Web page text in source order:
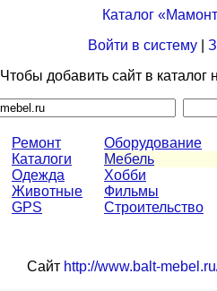
Каталог
Войти в систему|
Чтобы добавить сайт в каталог
Ремонт
Каталоги
Одежда
Животные
GPS
Оборудование
Мебель
Хобби
Фильмы
Строительство
Сайт http://www.balt-